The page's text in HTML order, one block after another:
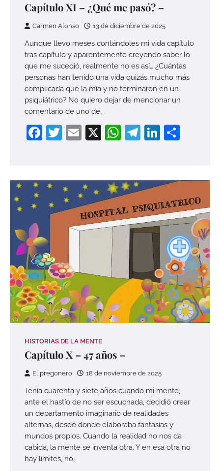
Capítulo XI – ¿Qué me pasó? –
Carmen Alonso 13 de diciembre de 2025
Aunque llevo meses contándoles mi vida capítulo
tras capítulo y aparentemente creyendo saber lo
que me sucedió, realmente no es así… ¿Cuántas
personas han tenido una vida quizás mucho más
complicada que la mía y no terminaron en un
psiquiátrico? No quiero dejar de mencionar un
comentario de uno de…
Facebook
Twitter
Email
X WhatsApp
Telegram
HISTORIAS DE LA MENTE
Capítulo X – 47 años –
El pregonero 18 de noviembre de 2025
Tenía cuarenta y siete años cuando mi mente,
ante el hastío de no ser escuchada, decidió crear
un departamento imaginario de realidades
alternas, desde donde elaboraba fantasías y
mundos propios. Cuando la realidad no nos da
cabida, la mente se inventa otra. Y en esa otra no
hay límites, no…